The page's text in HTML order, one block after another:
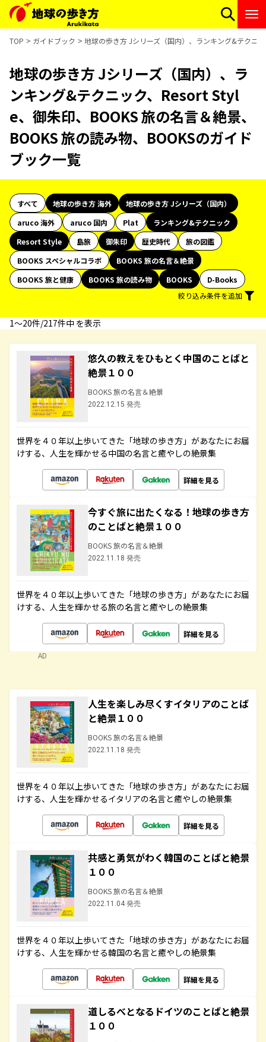
TOP ガイドブック 地球の歩き方 Jシリーズ（国内）、ランキング&テクニ
地球の歩き方 Jシリーズ（国内）、ラ
ンキング&テクニック、Resort Styl
e、御朱印、BOOKS 旅の名言＆絶景、
BOOKS 旅の読み物、BOOKSのガイド
ブック一覧
すべて 地球の歩き方 海外
地球の歩き方 Jシリーズ（国内）
aruco 海外
aruco 国内 Plat
ランキング&テクニック
Resort Style
島旅 御朱印 歴史時代
旅の図鑑
BOOKS スペシャルコラボ
BOOKS 旅の名言＆絶景
BOOKS 旅と健康
BOOKS 旅の読み物 BOOKS
D-Books
絞り込み条件を追加
1〜20件/217件中 を表示
悠久の教えをひもとく中国のことばと
絶景１００
BOOKS 旅の名言＆絶景
2022.12.15 発売
世界を４０年以上歩いてきた「地球の歩き方」があなたにお届
けする、人生を輝かせる中国の名言と癒やしの絶景集
詳細を見る
今すぐ旅に出たくなる！地球の歩き方
のことばと絶景１００
BOOKS 旅の名言＆絶景
2022.11.18 発売
世界を４０年以上歩いてきた「地球の歩き方」があなたにお届
けする、人生を輝かせる旅の名言と癒やしの絶景集
詳細を見る
AD
人生を楽しみ尽くすイタリアのことば
と絶景１００
BOOKS 旅の名言＆絶景
2022.11.18 発売
世界を４０年以上歩いてきた「地球の歩き方」があなたにお届
けする、人生を輝かせるイタリアの名言と癒やしの絶景集
詳細を見る
共感と勇気がわく韓国のことばと絶景
１００
BOOKS 旅の名言＆絶景
2022.11.04 発売
世界を４０年以上歩いてきた「地球の歩き方」があなたにお届
けする、人生を輝かせる韓国の名言と癒やしの絶景集
詳細を見る
道しるべとなるドイツのことばと絶景
１００